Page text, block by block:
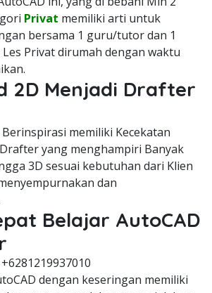
Privat memiliki arti untuk
bersama 1 guru/tutor dan 1
Privat dirumah dengan waktu
2D Menjadi Drafter
memiliki Kecekatan
yang menghampiri Banyak
3D sesuai kebutuhan dari Klien
dan
Belajar AutoCAD
+6281219937010
dengan keseringan memiliki